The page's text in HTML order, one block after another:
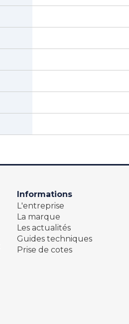
Informations
L'entreprise
La marque
Les actualités
Guides techniques
Prise de cotes